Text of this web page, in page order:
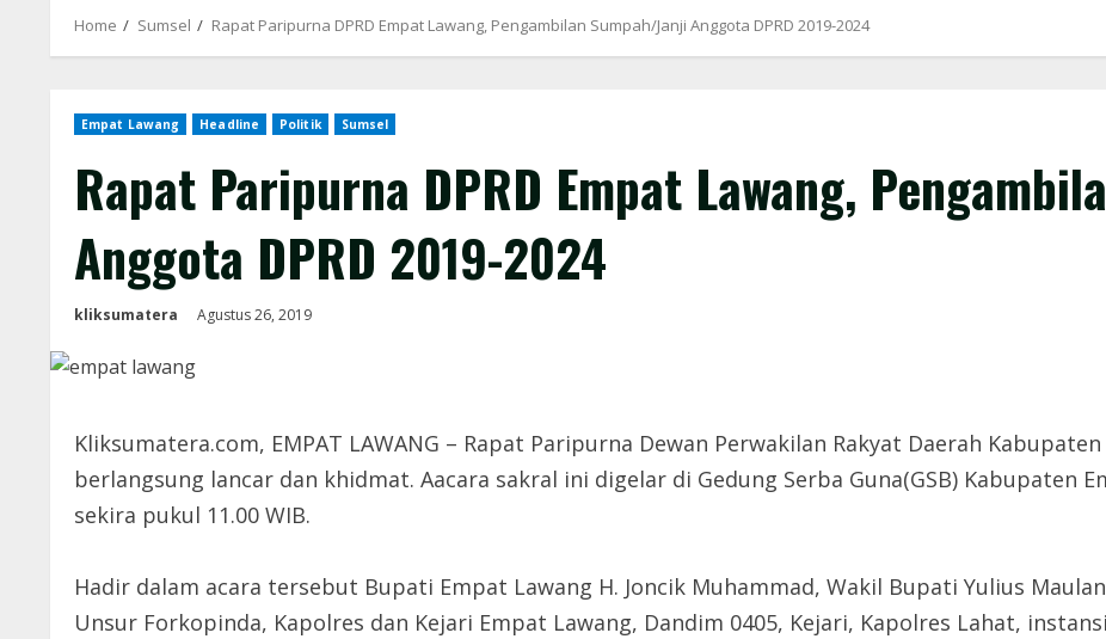
Home Sumsel Rapat Paripurna DPRD Empat Lawang, Pengambilan Sumpah/Janji Anggota DPRD 2019-2024
Empat Lawang Headline Politik Sumsel
Rapat Paripurna DPRD Empat Lawang,
Anggota DPRD 2019-2024
kliksumatera Agustus 26, 2019
Kliksumatera.com, EMPAT LAWANG – Rapat Paripurna Dewan Perwakilan Rakyat Daerah
berlangsung lancar dan khidmat. Aacara sakral ini digelar di Gedung Serba Guna(GSB) Kabupaten
sekira pukul 11.00 WIB.
Hadir dalam acara tersebut Bupati Empat Lawang H. Joncik Muhammad, Wakil Bupati Yulius
Unsur Forkopinda, Kapolres dan Kejari Empat Lawang, Dandim 0405, Kejari, Kapolres Lahat,